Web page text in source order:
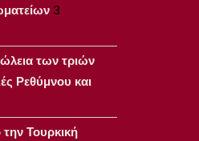
3
των τριών
Ρεθύμνου και
Τουρκική